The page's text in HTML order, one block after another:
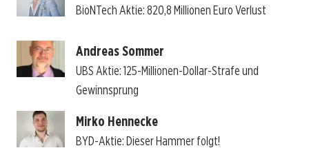
BioNTech Aktie: 820,8 Millionen Euro Verlust
Andreas Sommer
UBS Aktie: 125-Millionen-Dollar-Strafe und
Gewinnsprung
Mirko Hennecke
BYD-Aktie: Dieser Hammer folgt!